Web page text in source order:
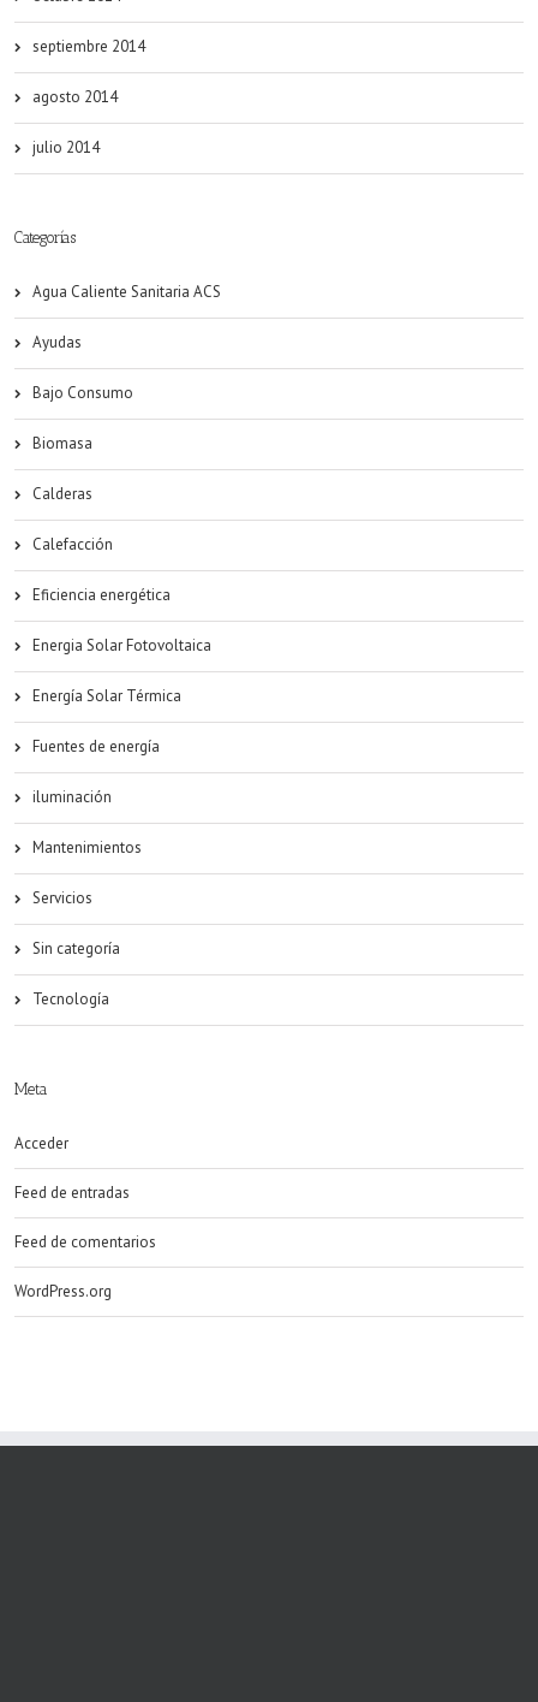
septiembre 2014
agosto 2014
julio 2014
Categorías
Agua Caliente Sanitaria ACS
Ayudas
Bajo Consumo
Biomasa
Calderas
Calefacción
Eficiencia energética
Energia Solar Fotovoltaica
Energía Solar Térmica
Fuentes de energía
iluminación
Mantenimientos
Servicios
Sin categoría
Tecnología
Meta
Acceder
Feed de entradas
Feed de comentarios
WordPress.org